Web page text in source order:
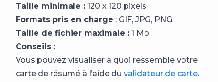
Taille minimale : 120 x 120 pixels
Formats pris en charge : GIF, JPG, PNG
Taille de fichier maximale : 1 Mo
Conseils :
Vous pouvez visualiser à quoi ressemble votre
carte de résumé à l’aide du validateur de carte.